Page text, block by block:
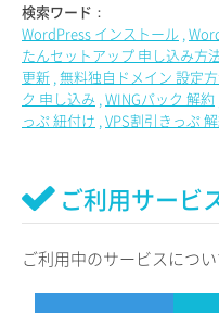
検索ワード：
WordPress インストール
たんセットアップ 申し込み方
更新 無料独自ドメイン 設定
ク 申し込み WINGパック 解約
っぷ 紐付け VPS割引きっぷ
ご利用サービ
ご利用中のサービスにつ